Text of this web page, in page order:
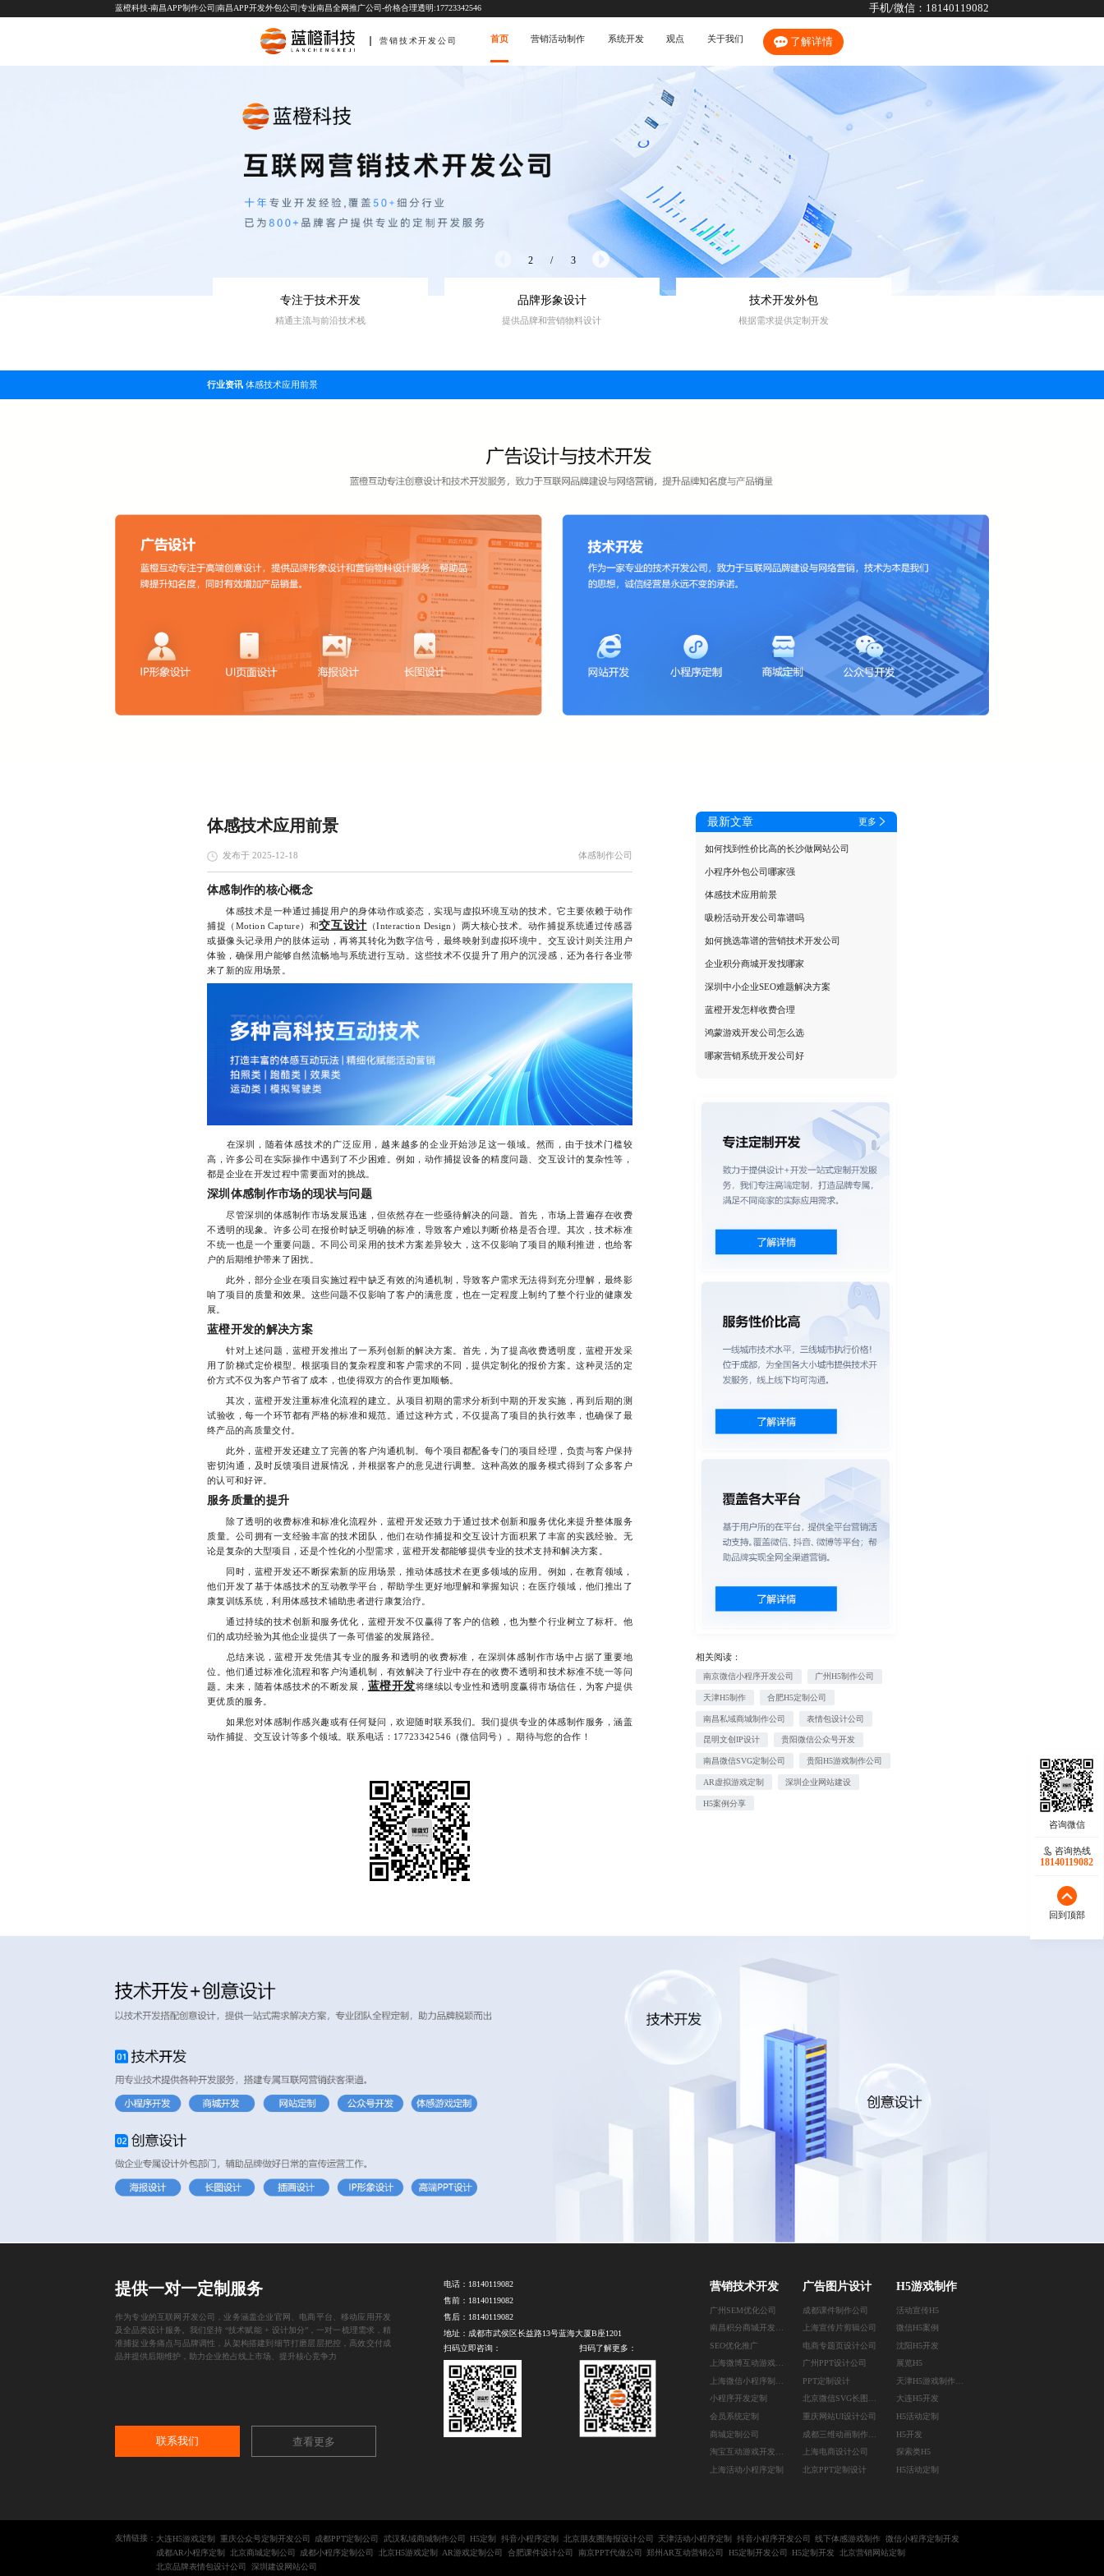
蓝橙科技-南昌APP制作公司|南昌APP开发外包公司|专业南昌全网推广公司-价格合理透明:17723342546 手机/微信： 18140119082
营销技术开发公司 首页 营销活动制作 系统开发 观点 关于我们 了解详情
3 / 3
专注于技术开发
精通主流与前沿技术栈
品牌形象设计
提供品牌和营销物料设计
技术开发外包
根据需求提供定制开发
行业资讯 体感技术应用前景
体感技术应用前景
发布于 2025-12-18 体感制作公司
体感制作的核心概念
体感技术是一种通过捕捉用户的身体动作或姿态，实现与虚拟环境互动的技术。它主要依赖于动作
捕捉（Motion Capture）和交互设计 （Interaction Design）两大核心技术。动作捕捉系统通过传感器
或摄像头记录用户的肢体运动，再将其转化为数字信号，最终映射到虚拟环境中。交互设计则关注用户
体验，确保用户能够自然流畅地与系统进行互动。这些技术不仅提升了用户的沉浸感，还为各行各业带
来了新的应用场景。
在深圳，随着体感技术的广泛应用，越来越多的企业开始涉足这一领域。然而，由于技术门槛较
高，许多公司在实际操作中遇到了不少困难。例如，动作捕捉设备的精度问题、交互设计的复杂性等，
都是企业在开发过程中需要面对的挑战。
深圳体感制作市场的现状与问题
尽管深圳的体感制作市场发展迅速，但依然存在一些亟待解决的问题。首先，市场上普遍存在收费
不透明的现象。许多公司在报价时缺乏明确的标准，导致客户难以判断价格是否合理。其次，技术标准
不统一也是一个重要问题。不同公司采用的技术方案差异较大，这不仅影响了项目的顺利推进，也给客
户的后期维护带来了困扰。
此外，部分企业在项目实施过程中缺乏有效的沟通机制，导致客户需求无法得到充分理解，最终影
响了项目的质量和效果。这些问题不仅影响了客户的满意度，也在一定程度上制约了整个行业的健康发
展。
蓝橙开发的解决方案
针对上述问题，蓝橙开发推出了一系列创新的解决方案。首先，为了提高收费透明度，蓝橙开发采
用了阶梯式定价模型。根据项目的复杂程度和客户需求的不同，提供定制化的报价方案。这种灵活的定
价方式不仅为客户节省了成本，也使得双方的合作更加顺畅。
其次，蓝橙开发注重标准化流程的建立。从项目初期的需求分析到中期的开发实施，再到后期的测
试验收，每一个环节都有严格的标准和规范。通过这种方式，不仅提高了项目的执行效率，也确保了最
终产品的高质量交付。
此外，蓝橙开发还建立了完善的客户沟通机制。每个项目都配备专门的项目经理，负责与客户保持
密切沟通，及时反馈项目进展情况，并根据客户的意见进行调整。这种高效的服务模式得到了众多客户
的认可和好评。
服务质量的提升
除了透明的收费标准和标准化流程外，蓝橙开发还致力于通过技术创新和服务优化来提升整体服务
质量。公司拥有一支经验丰富的技术团队，他们在动作捕捉和交互设计方面积累了丰富的实践经验。无
论是复杂的大型项目，还是个性化的小型需求，蓝橙开发都能够提供专业的技术支持和解决方案。
同时，蓝橙开发还不断探索新的应用场景，推动体感技术在更多领域的应用。例如，在教育领域，
他们开发了基于体感技术的互动教学平台，帮助学生更好地理解和掌握知识；在医疗领域，他们推出了
康复训练系统，利用体感技术辅助患者进行康复治疗。
通过持续的技术创新和服务优化，蓝橙开发不仅赢得了客户的信赖，也为整个行业树立了标杆。他
们的成功经验为其他企业提供了一条可借鉴的发展路径。
总结来说，蓝橙开发凭借其专业的服务和透明的收费标准，在深圳体感制作市场中占据了重要地
位。他们通过标准化流程和客户沟通机制，有效解决了行业中存在的收费不透明和技术标准不统一等问
题。未来，随着体感技术的不断发展， 蓝橙开发将继续以专业性和透明度赢得市场信任，为客户提供
更优质的服务。
如果您对体感制作感兴趣或有任何疑问，欢迎随时联系我们。我们提供专业的体感制作服务，涵盖
动作捕捉、交互设计等多个领域。联系电话：17723342546（微信同号）。期待与您的合作！
最新文章 更多
如何找到性价比高的长沙做网站公司
小程序外包公司哪家强
体感技术应用前景
吸粉活动开发公司靠谱吗
如何挑选靠谱的营销技术开发公司
企业积分商城开发找哪家
深圳中小企业SEO难题解决方案
蓝橙开发怎样收费合理
鸿蒙游戏开发公司怎么选
哪家营销系统开发公司好
相关阅读：
南京微信小程序开发公司 广州H5制作公司
天津H5制作 合肥H5定制公司
南昌私域商城制作公司 表情包设计公司
昆明文创IP设计 贵阳微信公众号开发
南昌微信SVG定制公司 贵阳H5游戏制作公司
AR虚拟游戏定制 深圳企业网站建设
H5案例分享
咨询热线
18140119082
回到顶部
提供一对一定制服务
作为专业的互联网开发公司，业务涵盖企业官网、电商平台、移动应用开发
及全品类设计服务。我们坚持 “技术赋能 + 设计加分”，一对一梳理需求，精
准捕捉业务痛点与品牌调性，从架构搭建到细节打磨层层把控，高效交付成
品并提供后期维护，助力企业抢占线上市场、提升核心竞争力
联系我们 查看更多
电话： 18140119082
售前： 18140119082
售后： 18140119082
地址：成都市武侯区长益路13号蓝海大厦B座1201
扫码立即咨询：
扫码了解更多：
营销技术开发
广州SEM优化公司
南昌积分商城开发公司
SEO优化推广
上海微博互动游戏定制
小程序开发定制
会员系统定制
商城定制公司
上海活动小程序定制
广告图片设计
成都课件制作公司
上海宣传片剪辑公司
电商专题页设计公司
广州PPT设计公司
PPT定制设计
北京微信SVG长图设计
重庆网站UI设计公司
上海电商设计公司
北京PPT定制设计
H5游戏制作
活动宣传H5
微信H5案例
沈阳H5开发
展览H5
大连H5开发
H5活动定制
H5开发
探索类H5
H5活动定制
友情链接： 大连H5游戏定制 重庆公众号定制开发公司 成都PPT定制公司 武汉私域商城制作公司 H5定制 抖音小程序定制 北京朋友圈海报设计公司 天津活动小程序定制 抖音小程序开发公司 线下体感游戏制作 微信小程序定制开发
成都AR小程序定制
北京商城定制公司 成都小程序定制公司 北京H5游戏定制 AR游戏定制公司 合肥课件设计公司 南京PPT代做公司 郑州AR互动营销公司 H5定制开发公司 H5定制开发 北京营销网站定制
北京品牌表情包设计公司
深圳建设网站公司